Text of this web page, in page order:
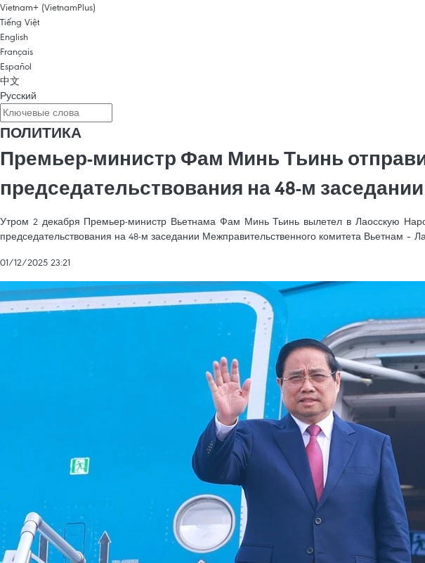
Vietnam+ (VietnamPlus)
Tiếng Việt
English
Français
Español
中文
Русский
ПОЛИТИКА
Премьер-министр Фам Минь Тьинь
председательствования на 48-м
Утром 2 декабря Премьер-министр Вьетнама Фам Минь Тьинь вылетел в Лаосскую
председательствования на 48-м заседании Межправительственного комитета Вьетнам
01/12/2025 23:21